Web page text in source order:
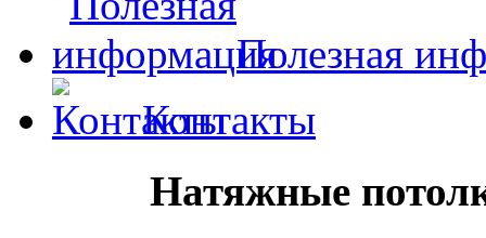
Полезная
Контакты
Натяжные